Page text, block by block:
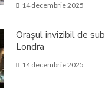
14 decembrie 2025
Orașul invizibil de sub
Londra
14 decembrie 2025